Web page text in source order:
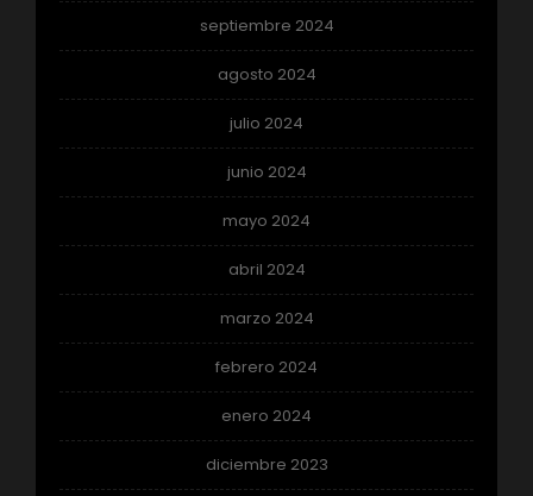
septiembre 2024
agosto 2024
julio 2024
junio 2024
mayo 2024
abril 2024
marzo 2024
febrero 2024
enero 2024
diciembre 2023